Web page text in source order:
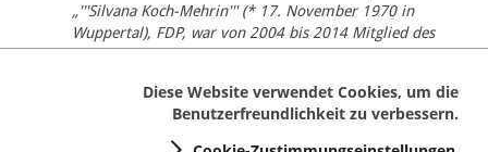
„'''Silvana Koch-Mehrin''' (* 17. November 1970 in
Wuppertal), FDP, war von 2004 bis 2014 Mitglied des
Europäischen Parlaments, seit November 2014 ist sie für
Diese Website verwendet Cookies, um die
Benutzerfreundlichkeit zu verbessern.